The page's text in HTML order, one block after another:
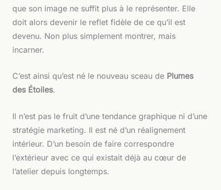
que son image ne suffit plus à le représenter. Elle
doit alors devenir le reflet fidèle de ce qu’il est
devenu. Non plus simplement montrer, mais
incarner.
C’est ainsi qu’est né le nouveau sceau de Plumes
des Étoiles.
Il n’est pas le fruit d’une tendance graphique ni d’une
stratégie marketing. Il est né d’un réalignement
intérieur. D’un besoin de faire correspondre
l’extérieur avec ce qui existait déjà au cœur de
l’atelier depuis longtemps.